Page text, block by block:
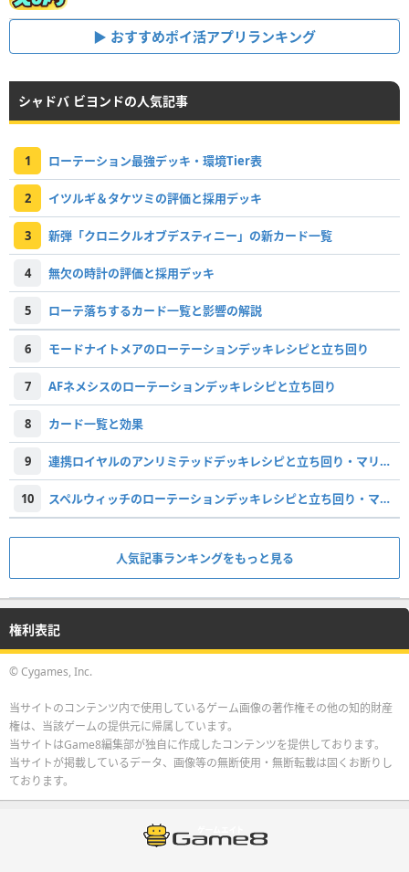
おすすめポイ活アプリランキング
シャドバ ビヨンドの人気記事
1 ローテーション最強デッキ・環境Tier表
2 イツルギ＆タケツミの評価と採用デッキ
3 新弾「クロニクルオブデスティニー」の新カード一覧
4 無欠の時計の評価と採用デッキ
5 ローテ落ちするカード一覧と影響の解説
6 モードナイトメアのローテーションデッキレシピと立ち回り
7 AFネメシスのローテーションデッキレシピと立ち回り
8 カード一覧と効果
9 連携ロイヤルのアンリミテッドデッキレシピと立ち回り・マリガン
10 スペルウィッチのローテーションデッキレシピと立ち回り・マリガン
人気記事ランキングをもっと見る
権利表記
© Cygames, Inc.
当サイトのコンテンツ内で使用しているゲーム画像の著作権その他の知的財産
権は、当該ゲームの提供元に帰属しています。
当サイトはGame8編集部が独自に作成したコンテンツを提供しております。
当サイトが掲載しているデータ、画像等の無断使用・無断転載は固くお断りし
ております。